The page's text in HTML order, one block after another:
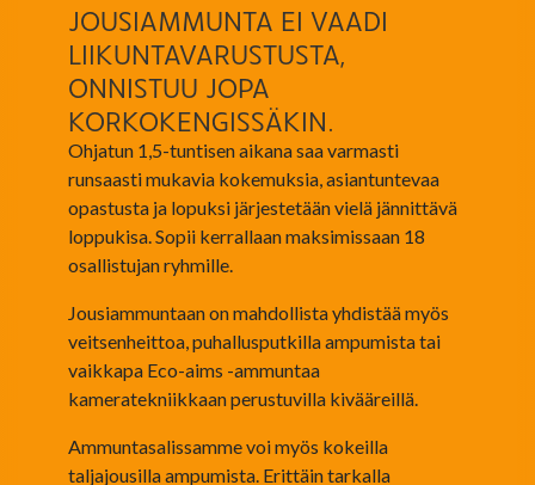
JOUSIAMMUNTA EI VAADI
LIIKUNTAVARUSTUSTA,
ONNISTUU JOPA
KORKOKENGISSÄKIN.
Ohjatun 1,5-tuntisen aikana saa varmasti
runsaasti mukavia kokemuksia, asiantuntevaa
opastusta ja lopuksi järjestetään vielä jännittävä
loppukisa. Sopii kerrallaan maksimissaan 18
osallistujan ryhmille.
Jousiammuntaan on mahdollista yhdistää myös
veitsenheittoa, puhallusputkilla ampumista tai
vaikkapa Eco-aims -ammuntaa
kameratekniikkaan perustuvilla kivääreillä.
Ammuntasalissamme voi myös kokeilla
taljajousilla ampumista. Erittäin tarkalla